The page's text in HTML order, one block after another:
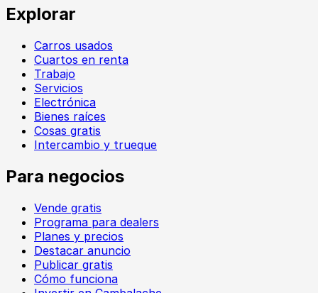
Explorar
Carros usados
Cuartos en renta
Trabajo
Servicios
Electrónica
Bienes raíces
Cosas gratis
Intercambio y trueque
Para negocios
Vende gratis
Programa para dealers
Planes y precios
Destacar anuncio
Publicar gratis
Cómo funciona